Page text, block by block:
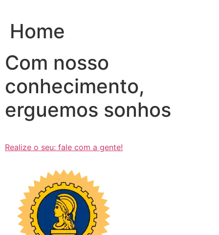
conteúdo
Home
Com nosso
conhecimento,
erguemos sonhos
Realize o seu: fale com a gente!